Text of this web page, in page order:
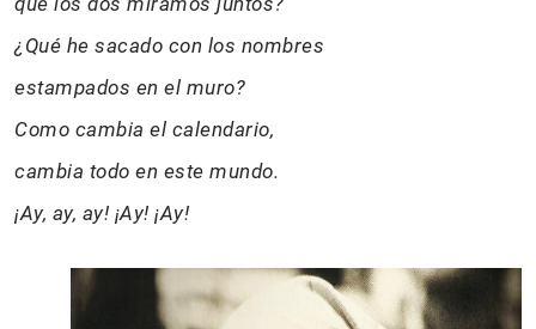
¿Qué he sacado con los nombres
estampados en el muro?
Como cambia el calendario,
cambia todo en este mundo.
¡Ay, ay, ay! ¡Ay! ¡Ay!